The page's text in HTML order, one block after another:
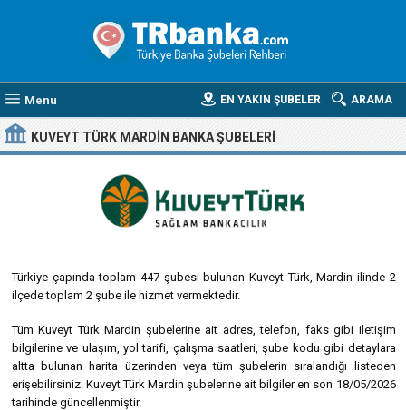
Menu ARAMA
EN YAKIN ŞUBELER
KUVEYT TÜRK MARDIN BANKA ŞUBELERI
Türkiye çapında toplam 447 şubesi bulunan Kuveyt Türk, Mardin ilinde 2
ilçede toplam 2 şube ile hizmet vermektedir.
Tüm Kuveyt Türk Mardin şubelerine ait adres, telefon, faks gibi iletişim
bilgilerine ve ulaşım, yol tarifi, çalışma saatleri, şube kodu gibi detaylara
altta bulunan harita üzerinden veya tüm şubelerin sıralandığı listeden
erişebilirsiniz. Kuveyt Türk Mardin şubelerine ait bilgiler en son 18/05/2026
tarihinde güncellenmiştir.